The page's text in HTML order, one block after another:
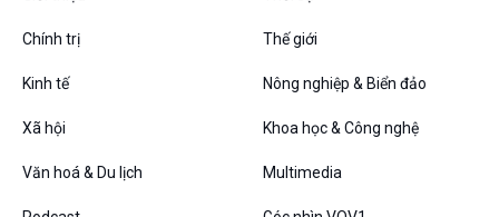
Chính trị Thế giới
Kinh tế Nông nghiệp & Biển đảo
Xã hội Khoa học & Công nghệ
Văn hoá & Du lịch Multimedia